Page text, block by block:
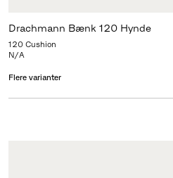
Drachmann Bænk 120 Hynde
120 Cushion
N/A
Flere varianter